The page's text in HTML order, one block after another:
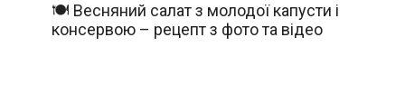
🍽️ Весняний салат з молодої капусти і
консервою – рецепт з фото та відео